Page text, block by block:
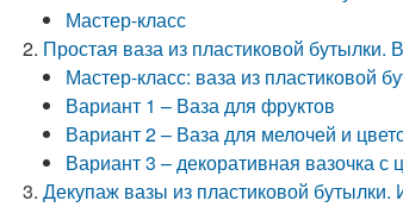
Мастер-класс
Простая ваза из пластиковой бутылки.
Мастер-класс: ваза из пластиковой
Вариант 1 – Ваза для фруктов
Вариант 2 – Ваза для мелочей и
Вариант 3 – декоративная вазочка с
Декупаж вазы из пластиковой